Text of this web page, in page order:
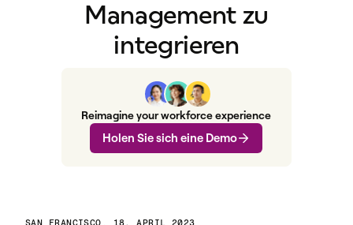
Management zu
integrieren
Reimagine your workforce experience
Holen Sie sich eine Demo
SAN FRANCISCO, 18. APRIL 2023